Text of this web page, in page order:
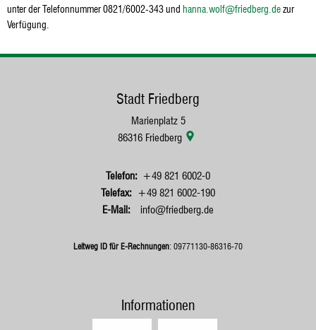
unter der Telefonnummer 0821/6002-343 und hanna.wolf@friedberg.dezur
Verfügung.
Stadt Friedberg
Marienplatz 5
86316 Friedberg
+49 821 6002-0
+49 821 6002-190
info@friedberg.de
Leitweg ID für E-Rechnungen: 09771130-86316-70
Informationen